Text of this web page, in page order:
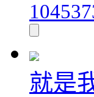
就是